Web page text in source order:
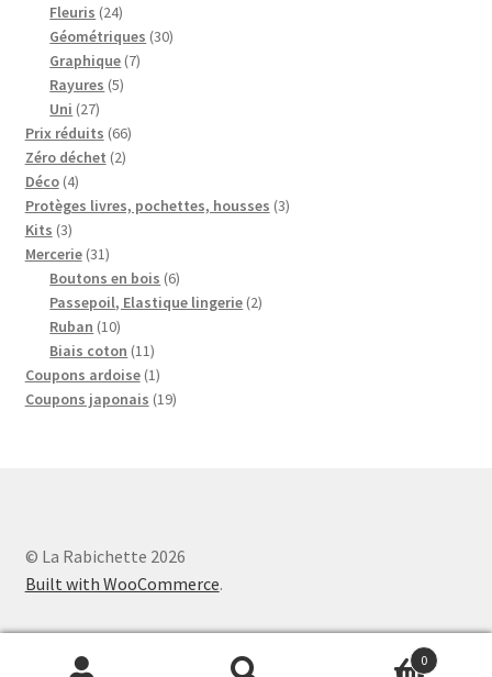
produits
Fleuris 2424
produits
Géométriques 3030
Graphique 77
Rayures 55
Uni 2727
produits
Prix réduits 6666
Zéro déchet 22
Déco 44
produits
Protèges livres, pochettes, housses 33
Kits 33
produits
Mercerie 3131
produits
Boutons en bois 66
produits
Passepoil, Elastique lingerie 22
Ruban 1010
produits
Biais coton 1111
produits
Coupons ardoise 11
produit
Coupons japonais 1919
© La Rabichette 2026
Built with WooCommerce.
0